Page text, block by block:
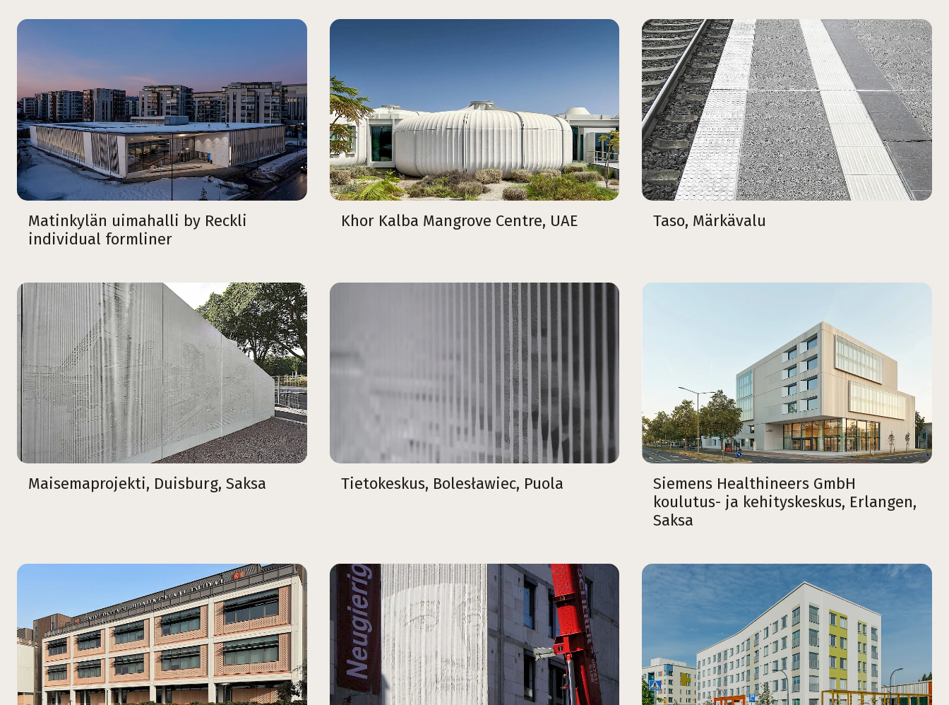
Matinkylän uimahalli by Reckli
individual formliner
Khor Kalba Mangrove Centre, UAE Taso, Märkävalu
Maisemaprojekti, Duisburg, Saksa Tietokeskus, Bolesławiec, Puola
Siemens Healthineers GmbH
koulutus- ja kehityskeskus, Erlangen,
Saksa